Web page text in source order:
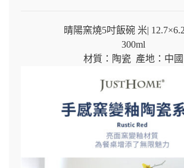
晴陽窯燒5吋飯碗 米|
300ml
材質：陶瓷 產地：中國